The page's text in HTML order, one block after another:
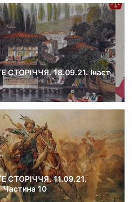
СТОРІЧЧЯ. 18.09.21. Інаєт
СТОРІЧЧЯ. 11.09.21.
10